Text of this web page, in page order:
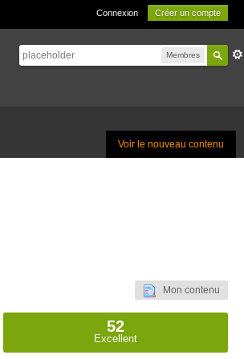
Connexion Créer un compte
Membres
Voir le nouveau contenu
Mon contenu
52
Excellent